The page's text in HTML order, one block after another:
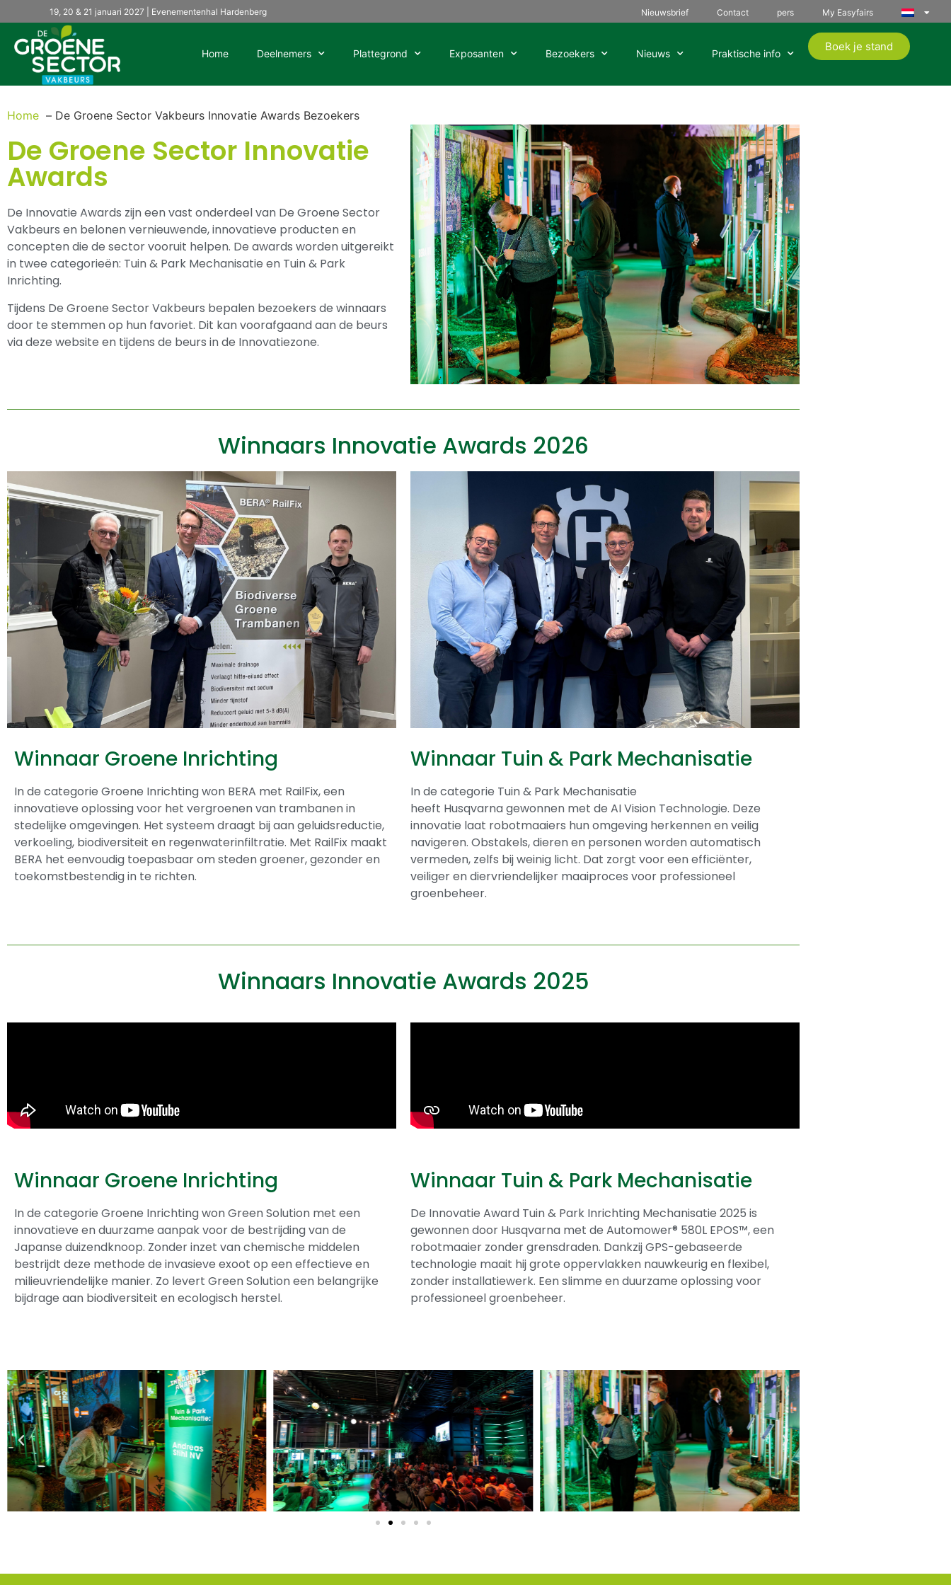
19, 20 & 21 januari 2027 | Evenementenhal Hardenberg Nieuwsbrief Contact pers My Easyfairs
Home Deelnemers Plattegrond Exposanten Bezoekers Nieuws Praktische info Boek je stand
Home De Groene Sector Vakbeurs Innovatie Awards Bezoekers
De Groene Sector Innovatie
Awards
De Innovatie Awards zijn een vast onderdeel van De Groene Sector
Vakbeurs en belonen vernieuwende, innovatieve producten en
concepten die de sector vooruit helpen. De awards worden uitgereikt
in twee categorieën: Tuin & Park Mechanisatie en Tuin & Park
Inrichting.
Tijdens De Groene Sector Vakbeurs bepalen bezoekers de winnaars
door te stemmen op hun favoriet. Dit kan voorafgaand aan de beurs
via deze website en tijdens de beurs in de Innovatiezone.
Winnaars Innovatie Awards 2026
Winnaar Groene Inrichting
In de categorie Groene Inrichting won BERA met RailFix, een
innovatieve oplossing voor het vergroenen van trambanen in
stedelijke omgevingen. Het systeem draagt bij aan geluidsreductie,
verkoeling, biodiversiteit en regenwaterinfiltratie. Met RailFix maakt
BERA het eenvoudig toepasbaar om steden groener, gezonder en
toekomstbestendig in te richten.
Winnaar Tuin & Park Mechanisatie
In de categorie Tuin & Park Mechanisatie
heeft Husqvarnagewonnen met de AI Vision Technologie. Deze
innovatie laat robotmaaiers hun omgeving herkennen en veilig
navigeren. Obstakels, dieren en personen worden automatisch
vermeden, zelfs bij weinig licht. Dat zorgt voor een efficiënter,
veiliger en diervriendelijker maaiproces voor professioneel
groenbeheer.
Winnaars Innovatie Awards 2025
Winnaar Groene Inrichting
In de categorie Groene Inrichting won Green Solution met een
innovatieve en duurzame aanpak voor de bestrijding van de
Japanse duizendknoop. Zonder inzet van chemische middelen
bestrijdt deze methode de invasieve exoot op een effectieve en
milieuvriendelijke manier. Zo levert Green Solution een belangrijke
bijdrage aan biodiversiteit en ecologisch herstel.
Winnaar Tuin & Park Mechanisatie
De Innovatie Award Tuin & Park Inrichting Mechanisatie 2025 is
gewonnen door Husqvarna met de Automower® 580L EPOS™, een
robotmaaier zonder grensdraden. Dankzij GPS-gebaseerde
technologie maait hij grote oppervlakken nauwkeurig en flexibel,
zonder installatiewerk. Een slimme en duurzame oplossing voor
professioneel groenbeheer.